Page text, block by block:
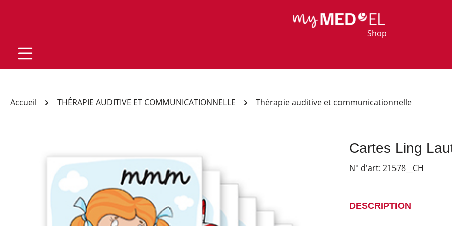
Shop
Accueil THÉRAPIE AUDITIVE ET COMMUNICATIONNELLE Thérapie auditive et communicationnelle
Cartes Ling
N° d'art: 21578__CH
DESCRIPTION